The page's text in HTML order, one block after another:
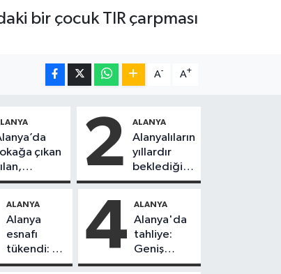
bir çocuk TIR çarpması
A- A+
çıkan
2 ALANYA
Alanyalıların
yıllardır
beklediği
yol askıdan
ALANYA
Alanya
esnafı
tükendi: 1
ayda 150
4 ALANYA
Alanya'da
tahliye:
Geniş
güvenlik